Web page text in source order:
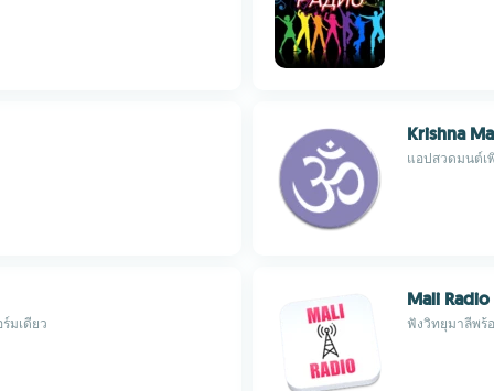
Krishna
แอปสวดมนต์เ
มเดียว
Mali Radio
ฟังวิทยุมาลีพร้